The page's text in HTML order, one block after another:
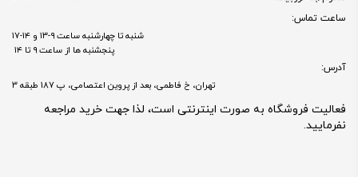
ساعت تماس:
شنبه تا چهارشنبه ساعت ۹-۱۳ و ۱۴-۱۷
پنجشنبه ها از ساعت ۹ تا ۱۴
آدرس:
تهران، خ فاطمی، بعد از پروین اعتصامی، پ 187 طبقه 3
فعالیت فروشگاه به صورت اینترنتی است، لذا جهت خرید مراجعه
نفرمایید.